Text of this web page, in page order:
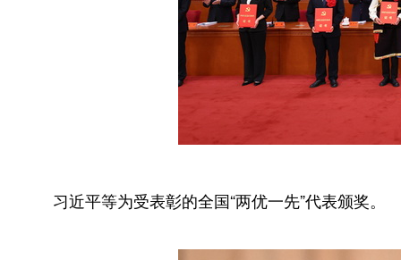
习近平等为受表彰的全国“两优一先”代表颁奖。